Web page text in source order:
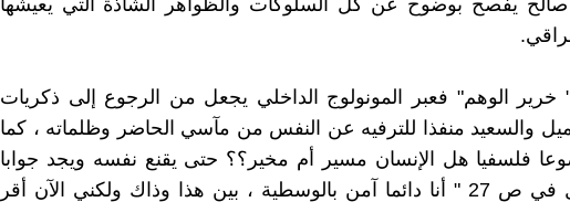
صالح يفصح بوضوح عن كل السلوكات والظواهر الشاذة التي يعيشها
الوهم" فعبر المونولوج الداخلي يجعل من الرجوع إلى ذكريات
والسعيد منفذا للترفيه عن النفس من مآسي الحاضر وظلماته ، كما
فلسفيا هل الإنسان مسير أم مخير؟؟ حتى يقنع نفسه ويجد جوابا
لحيرته يقول في ص 27 " أنا دائما آمن بالوسطية ، بين هذا وذاك ولكني الآن أقر